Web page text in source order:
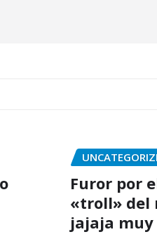
Furor por
«troll» del
jajaja muy